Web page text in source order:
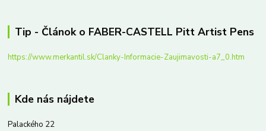
Tip - Článok o FABER-CASTELL Pitt Artist Pens
https://www.merkantil.sk/Clanky-Informacie-Zaujimavosti-a7_0.htm
Kde nás nájdete
Palackého 22